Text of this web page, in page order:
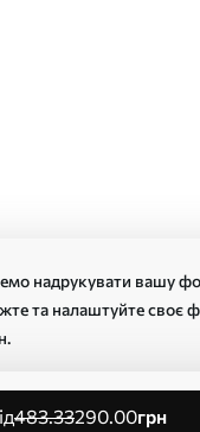
надрукувати вашу
та налаштуйте своє
від483.33290.00грн